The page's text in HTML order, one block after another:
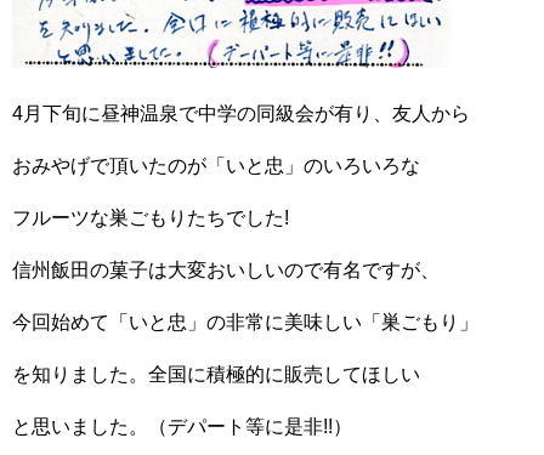
4月下旬に昼神温泉で中学の同級会が有り、友人から
おみやげで頂いたのが「いと忠」のいろいろな
フルーツな巣ごもりたちでした!
信州飯田の菓子は大変おいしいので有名ですが、
今回始めて「いと忠」の非常に美味しい「巣ごもり」
を知りました。全国に積極的に販売してほしい
と思いました。（デパート等に是非!!）